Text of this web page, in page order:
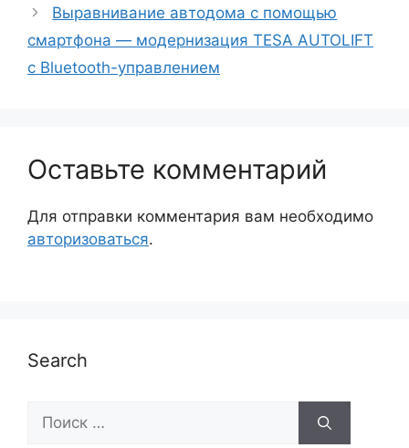
Выравнивание автодома с помощью
смартфона — модернизация TESA AUTOLIFT
с Bluetooth-управлением
Оставьте комментарий
Для отправки комментария вам необходимо
авторизоваться.
Search